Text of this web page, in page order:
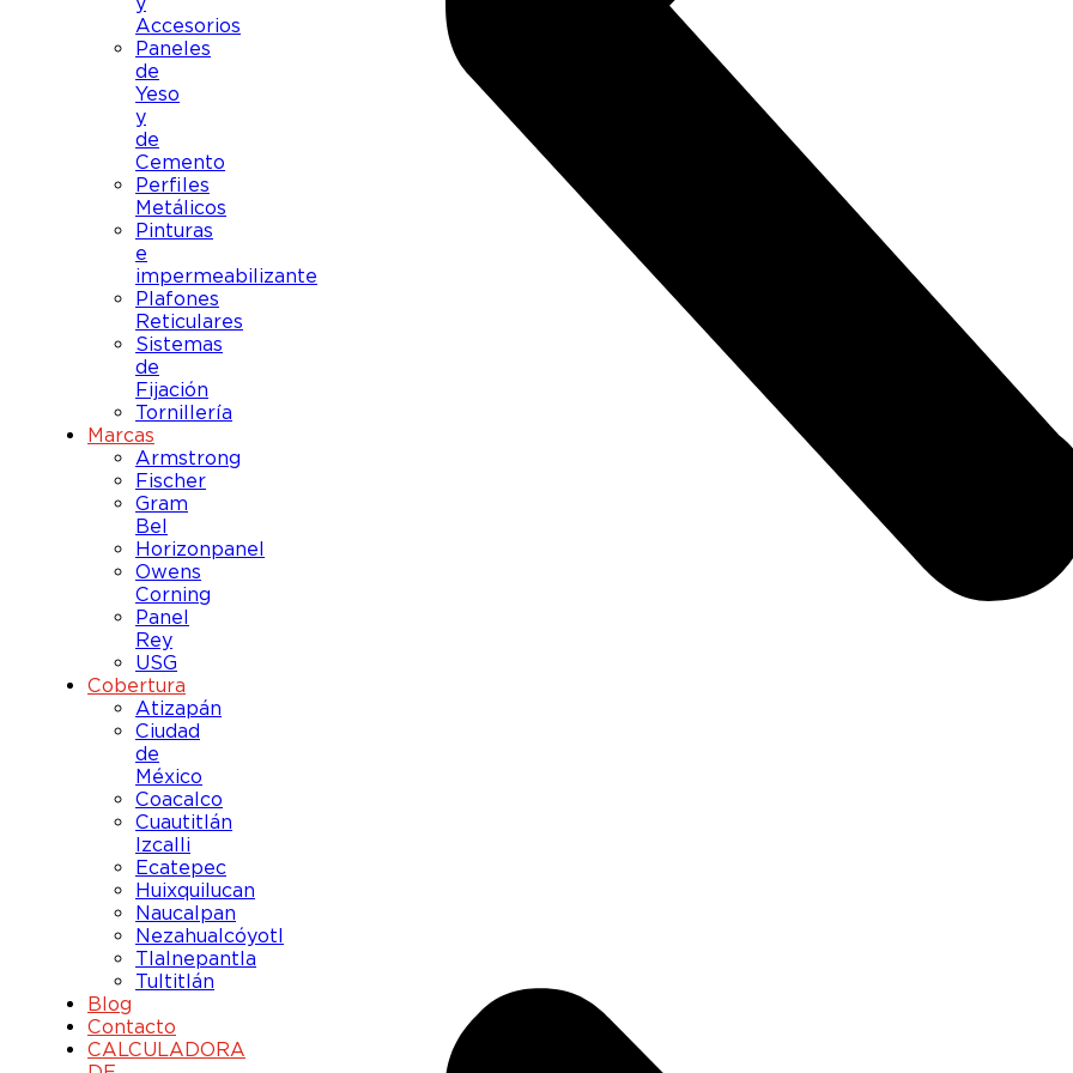
Accesorios
Paneles
de
Yeso
y
de
Cemento
Perfiles
Metálicos
Pinturas
e
impermeabilizante
Plafones
Reticulares
Sistemas
de
Fijación
Tornillería
Marcas
Armstrong
Fischer
Gram
Bel
Horizonpanel
Owens
Corning
Panel
Rey
USG
Cobertura
Atizapán
Ciudad
de
México
Coacalco
Cuautitlán
Izcalli
Ecatepec
Huixquilucan
Naucalpan
Nezahualcóyotl
Tlalnepantla
Tultitlán
Blog
Contacto
CALCULADORA